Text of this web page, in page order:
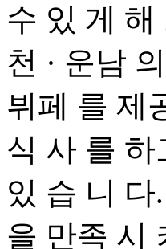
수 있 게
천 · 운남
뷔페 를 제
식 사 를
있 습 니
을 만족 시